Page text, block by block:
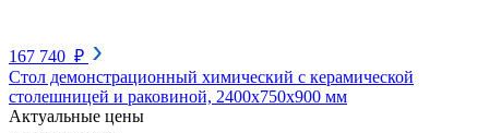
167 740 ₽
Стол демонстрационный химический с керамической
столешницей и раковиной, 2400x750x900 мм
Актуальные цены